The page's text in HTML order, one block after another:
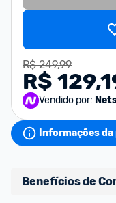
R$ 249,99
R$
Vendido por:
Informações
Benefícios de